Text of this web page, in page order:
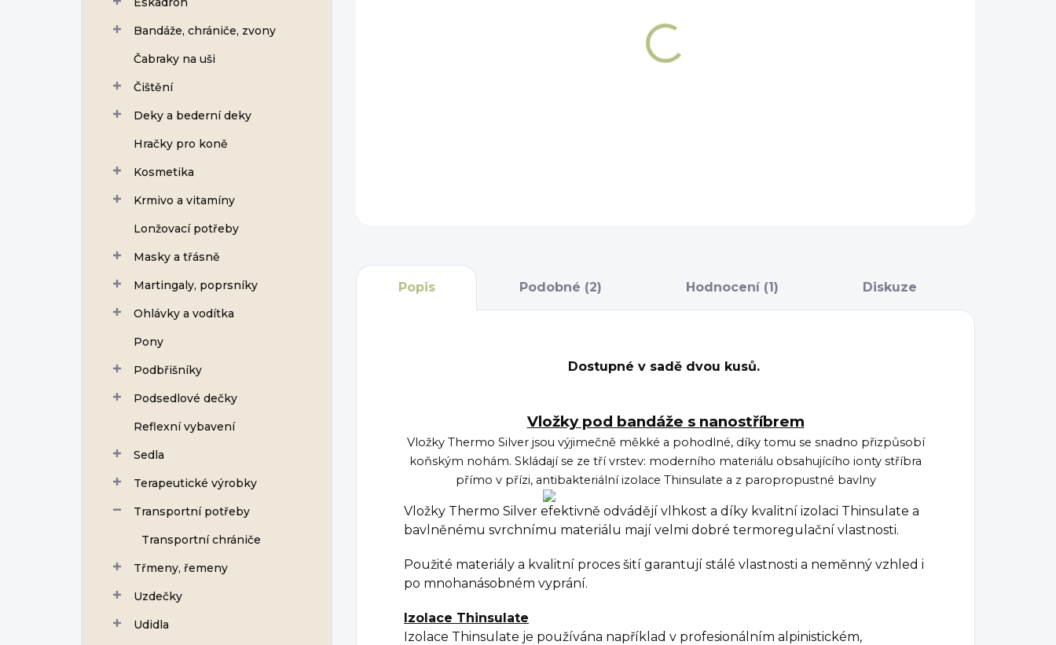
Bandáže, chrániče, zvony
Čabraky na uši
Čištění
Deky a bederní deky
Hračky pro koně
Kosmetika
Krmivo a vitamíny
Lonžovací potřeby
Masky a třásně
Martingaly, poprsníky
Ohlávky a vodítka
Pony
Podbřišníky
Podsedlové dečky
Reflexní vybavení
Sedla
Terapeutické výrobky
Transportní potřeby
Transportní chrániče
Třmeny, řemeny
Uzdečky
Udidla
Popis Podobné (2) Hodnocení (1) Diskuze
Dostupné v sadě dvou kusů.
Vložky pod bandáže s nanostříbrem
Vložky Thermo Silver jsou výjimečně měkké a pohodlné, díky tomu se snadno přizpůsobí
koňským nohám. Skládají se ze tří vrstev: moderního materiálu obsahujícího ionty stříbra
přímo v přízi, antibakteriální izolace Thinsulate a z paropropustné bavlny
Vložky Thermo Silver efektivně odvádějí vlhkost a díky kvalitní izolaci Thinsulate a
bavlněnému svrchnímu materiálu mají velmi dobré termoregulační vlastnosti.
Použité materiály a kvalitní proces šití garantují stálé vlastnosti a neměnný vzhled i
po mnohanásobném vyprání.
Izolace Thinsulate
Izolace Thinsulate je používána například v profesionálním alpinistickém,